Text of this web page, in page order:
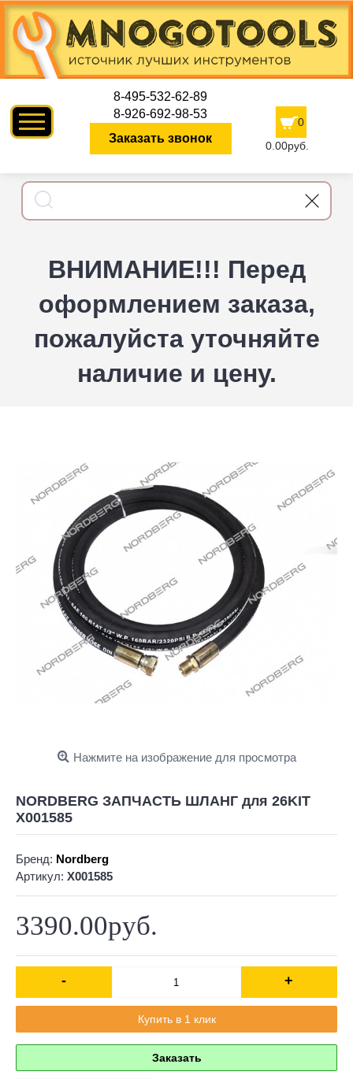
8-495-532-62-89
8-926-692-98-53
Заказать звонок
0
0.00руб.
ВНИМАНИЕ!!! Перед
оформлением заказа,
пожалуйста уточняйте
наличие и цену.
Нажмите на изображение для просмотра
NORDBERG ЗАПЧАСТЬ ШЛАНГ для 26KIT
X001585
Бренд: Nordberg
Артикул: X001585
3390.00руб.
- +
Купить в 1 клик
Заказать